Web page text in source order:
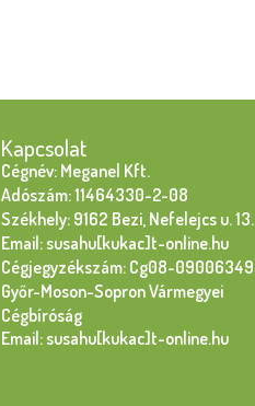
Kapcsolat
Cégnév: Meganel Kft.
Adószám: 11464330-2-08
Székhely: 9162 Bezi, Nefelejcs u. 13.
Email: susahu[kukac]t-online.hu
Cégjegyzékszám: Cg08-09006349
Győr-Moson-Sopron Vármegyei
Cégbíróság
Email: susahu[kukac]t-online.hu